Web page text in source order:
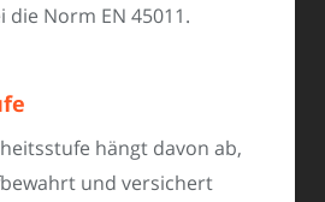
die Norm EN 45011.
hängt davon ab,
und versichert